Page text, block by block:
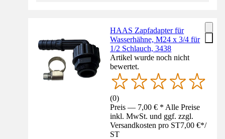
HAAS Zapfadapter für
Wasserhähne, M24 x 3/4 für
1/2 Schlauch, 3438
Artikel wurde noch nicht
bewertet.
(0)
Preis — 7,00 € * Alle Preise
inkl. MwSt. und ggf. zzgl.
Versandkosten pro ST7,00 €*/
ST